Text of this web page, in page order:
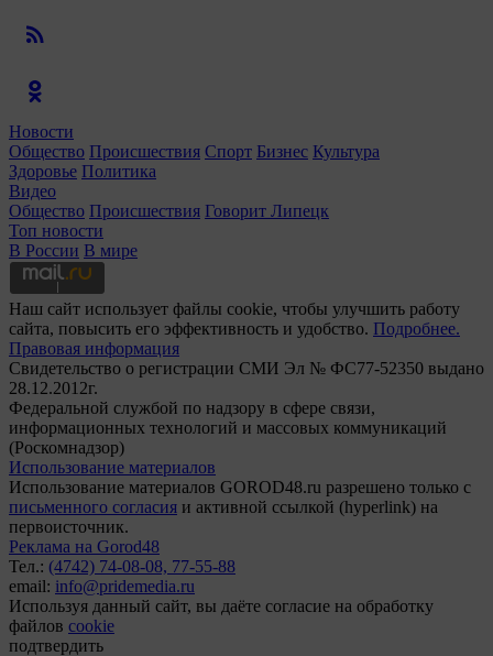
Новости
Общество Происшествия Спорт Бизнес Культура
Здоровье Политика
Видео
Общество Происшествия Говорит Липецк
Топ новости
В России В мире
Наш сайт использует файлы cookie, чтобы улучшить работу
сайта, повысить его эффективность и удобство. Подробнее.
Правовая информация
Свидетельство о регистрации СМИ Эл № ФС77-52350 выдано
28.12.2012г.
Федеральной службой по надзору в сфере связи,
информационных технологий и массовых коммуникаций
(Роскомнадзор)
Использование материалов
Использование материалов GOROD48.ru разрешено только с
письменного согласия и активной ссылкой (hyperlink) на
первоисточник.
Реклама на Gorod48
Тел.: (4742) 74-08-08, 77-55-88
email: info@pridemedia.ru
Используя данный сайт, вы даёте согласие на обработку
файлов cookie
подтвердить